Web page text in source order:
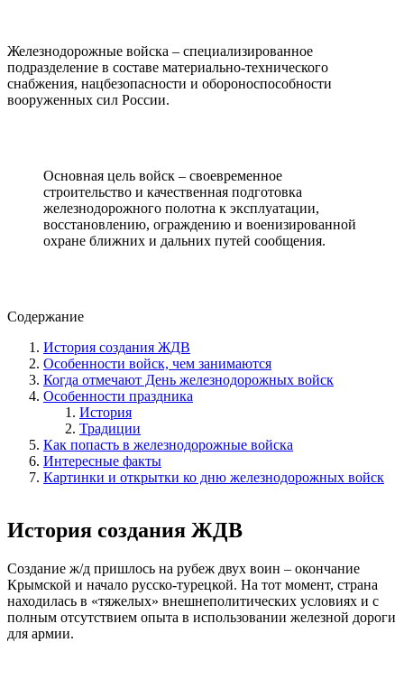
Железнодорожные войска – специализированное
подразделение в составе материально-технического
снабжения, нацбезопасности и обороноспособности
вооруженных сил России.
Основная цель войск – своевременное
строительство и качественная подготовка
железнодорожного полотна к эксплуатации,
восстановлению, ограждению и военизированной
охране ближних и дальних путей сообщения.
Содержание
История создания ЖДВ
Особенности войск, чем занимаются
Когда отмечают День железнодорожных войск
Особенности праздника
История
Традиции
Как попасть в железнодорожные войска
Интересные факты
Картинки и открытки ко дню железнодорожных войск
История создания ЖДВ
Создание ж/д пришлось на рубеж двух воин – окончание
Крымской и начало русско-турецкой. На тот момент, страна
находилась в «тяжелых» внешнеполитических условиях и с
полным отсутствием опыта в использовании железной дороги
для армии.